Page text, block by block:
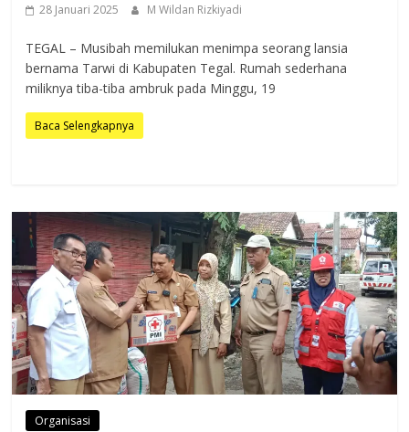
28 Januari 2025 M Wildan Rizkiyadi
TEGAL – Musibah memilukan menimpa seorang lansia
bernama Tarwi di Kabupaten Tegal. Rumah sederhana
miliknya tiba-tiba ambruk pada Minggu, 19
Baca Selengkapnya
Organisasi